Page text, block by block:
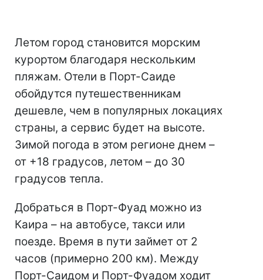
Летом город становится морским
курортом благодаря нескольким
пляжам. Отели в Порт-Саиде
обойдутся путешественникам
дешевле, чем в популярных локациях
страны, а сервис будет на высоте.
Зимой погода в этом регионе днем –
от +18 градусов, летом – до 30
градусов тепла.
Добраться в Порт-Фуад можно из
Каира – на автобусе, такси или
поезде. Время в пути займет от 2
часов (примерно 200 км). Между
Порт-Саидом и Порт-Фуадом ходит